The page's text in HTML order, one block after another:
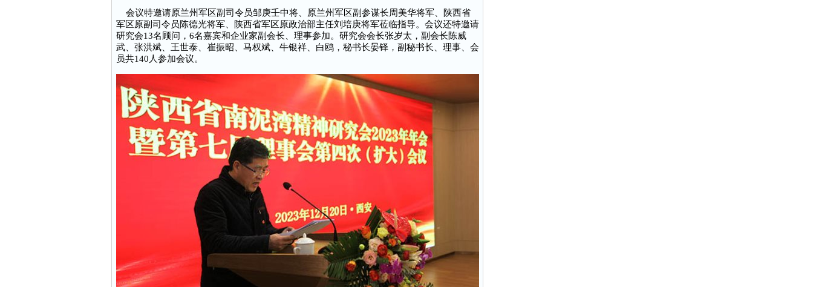
会议特邀请原兰州军区副司令员邹庚壬中将、原兰州军区副参谋长周美华将军、陕西省
军区原副司令员陈德光将军、陕西省军区原政治部主任刘培庚将军莅临指导。会议还特邀请
研究会13名顾问，6名嘉宾和企业家副会长、理事参加。研究会会长张岁太，副会长陈威
武、张洪斌、王世泰、崔振昭、马权斌、牛银祥、白鸥，秘书长晏铎，副秘书长、理事、会
员共140人参加会议。